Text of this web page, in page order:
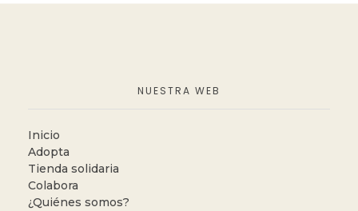
NUESTRA WEB
Inicio
Adopta
Tienda solidaria
Colabora
¿Quiénes somos?